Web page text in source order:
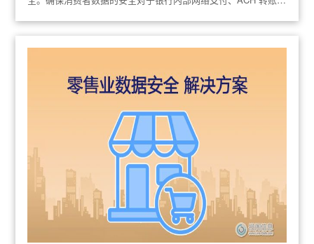
当今政府和行业法规和标准外，Thales Pa